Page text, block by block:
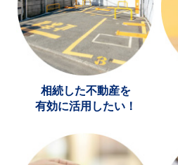
相続した不動産を
有効に活用したい！